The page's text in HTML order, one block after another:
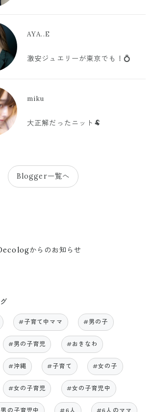
AYA..E
激安ジュエリーが東京でも！💍
miku
大正解だったニット🐏
Blogger一覧へ
からのお知らせ
#子育て中ママ #男の子
#男の子育児 #おきなわ
#沖縄 #子育て #女の子
#女の子育児 #女の子育児中
の子育児中 #6人 #6人のママ